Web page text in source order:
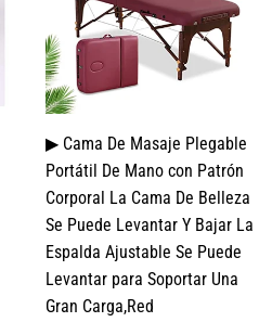
▶ Cama De Masaje Plegable
Portátil De Mano con Patrón
Corporal La Cama De Belleza
Se Puede Levantar Y Bajar La
Espalda Ajustable Se Puede
Levantar para Soportar Una
Gran Carga,Red